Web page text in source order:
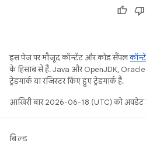
इस पेज पर मौजूद कॉन्टेंट और कोड सैंपल
के हिसाब से हैं. Java और OpenJDK,
ट्रेडमार्क या रजिस्टर किए हुए ट्रेडमार्क हैं.
आखिरी बार 2026-06-18 (UTC) को अपडेट
बिल्ड